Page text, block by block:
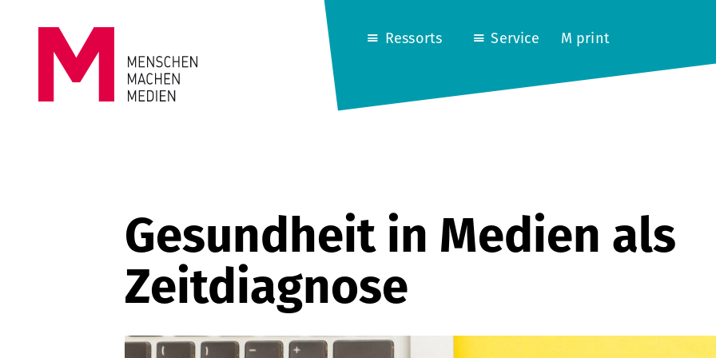
MEDIEN
Ressorts Service M print
Gesundheit in Medien als
Zeitdiagnose